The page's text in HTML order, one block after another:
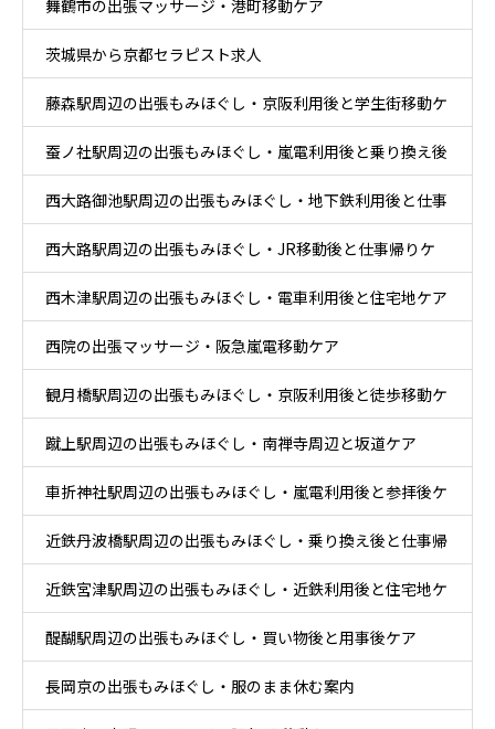
舞鶴市の出張マッサージ・港町移動ケア
茨城県から京都セラピスト求人
藤森駅周辺の出張もみほぐし・京阪利用後と学生街移動ケ
ア
蚕ノ社駅周辺の出張もみほぐし・嵐電利用後と乗り換え後
ケア
西大路御池駅周辺の出張もみほぐし・地下鉄利用後と仕事
帰りケア
西大路駅周辺の出張もみほぐし・JR移動後と仕事帰りケ
ア
西木津駅周辺の出張もみほぐし・電車利用後と住宅地ケア
西院の出張マッサージ・阪急嵐電移動ケア
観月橋駅周辺の出張もみほぐし・京阪利用後と徒歩移動ケ
ア
蹴上駅周辺の出張もみほぐし・南禅寺周辺と坂道ケア
車折神社駅周辺の出張もみほぐし・嵐電利用後と参拝後ケ
ア
近鉄丹波橋駅周辺の出張もみほぐし・乗り換え後と仕事帰
りケア
近鉄宮津駅周辺の出張もみほぐし・近鉄利用後と住宅地ケ
ア
醍醐駅周辺の出張もみほぐし・買い物後と用事後ケア
長岡京の出張もみほぐし・服のまま休む案内